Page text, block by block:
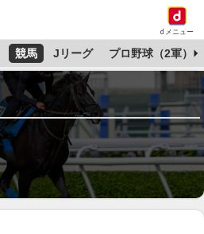
dメニュー
競馬 Jリーグ プロ野球（2軍）